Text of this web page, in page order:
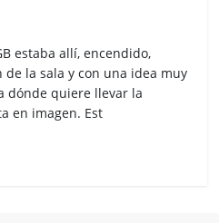
estaba allí, encendido,
la sala y con una idea muy
dónde quiere llevar la
en imagen. Est